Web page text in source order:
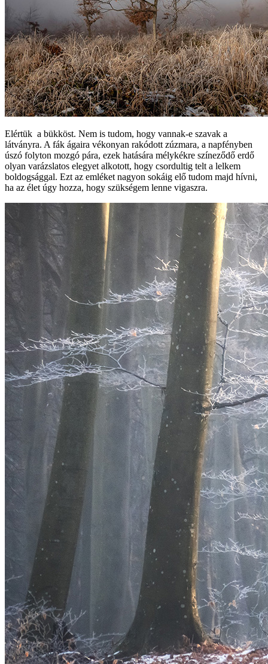
Elértük a bükköst. Nem is tudom, hogy vannak-e szavak a
látványra. A fák ágaira vékonyan rakódott zúzmara, a napfényben
úszó folyton mozgó pára, ezek hatására mélykékre színeződő erdő
olyan varázslatos elegyet alkotott, hogy csordultig telt a lelkem
boldogsággal. Ezt az emléket nagyon sokáig elő tudom majd hívni,
ha az élet úgy hozza, hogy szükségem lenne vigaszra.